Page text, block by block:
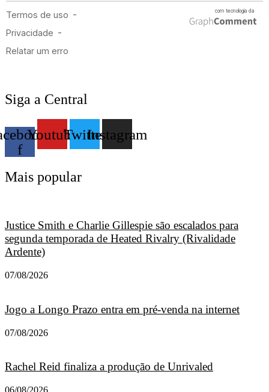
Siga a Central
f
YoutubeTwitterInstagram
Mais popular
Justice Smith e Charlie Gillespie são escalados para
segunda temporada de Heated Rivalry (Rivalidade
Ardente)
07/08/2026
Jogo a Longo Prazo entra em pré-venda na internet
07/08/2026
Rachel Reid finaliza a produção de Unrivaled
06/08/2026